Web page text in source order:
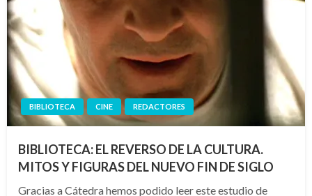
BIBLIOTECA CINE REDACTORES
BIBLIOTECA: EL REVERSO DE LA CULTURA.
MITOS Y FIGURAS DEL NUEVO FIN DE SIGLO
Gracias a Cátedra hemos podido leer este estudio de